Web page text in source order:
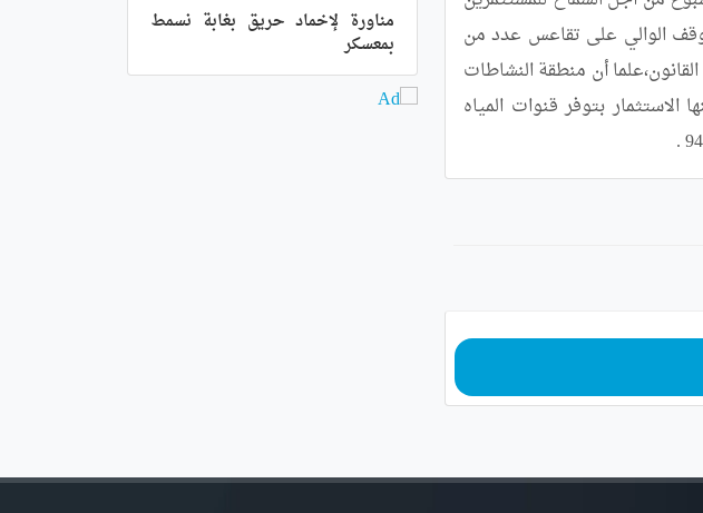
مناورة لإخماد حريق بغابة نسمط
بمعسكر